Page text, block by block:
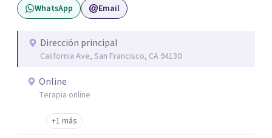
WhatsApp Email
Dirección principal
California Ave, San Francisco, CA 94130
Online
Terapia online
+1 más